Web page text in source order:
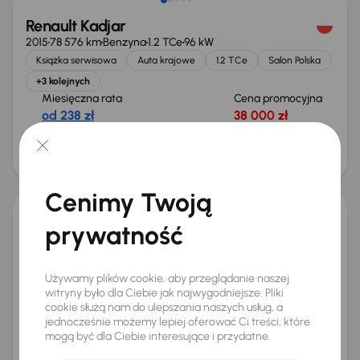
Renault Kadjar
201578 576 kmBenzyna1.2 TCe96 kW
Książka serwisowa Auta krajowe 1.2 TCe
Salon Polska
+3 kolejnych
Miesięczna rata
od 238 zł
Cena promocyjna
38 000 zł
Cena
Renault Kadjar
88 175 km Automat Benzyna
+5 kolejnych
Miesięczna rata
od 286 zł
Cena promocyjna
45 000 zł
Cena
Cenimy Twoją
prywatność
Używamy plików cookie, aby przeglądanie naszej
witryny było dla Ciebie jak najwygodniejsze. Pliki
cookie służą nam do ulepszania naszych usług, a
jednocześnie możemy lepiej oferować Ci treści, które
mogą być dla Ciebie interesujące i przydatne.